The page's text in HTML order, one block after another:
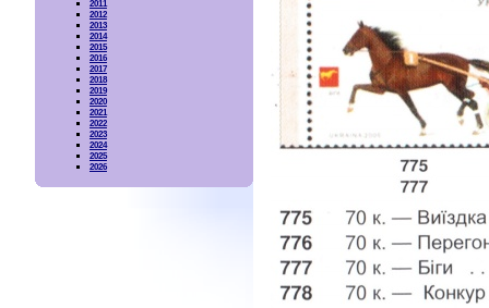
2011
2012
2013
2014
2015
2016
2017
2018
2019
2020
2021
2022
2023
2024
2025
2026